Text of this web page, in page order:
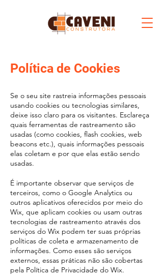
Política de Cookies
Se o seu site rastreia informações pessoais
usando cookies ou tecnologias similares,
deixe isso claro para os visitantes. Esclareça
quais ferramentas de rastreamento são
usadas (como cookies, flash cookies, web
beacons etc.), quais informações pessoais
elas coletam e por que elas estão sendo
usadas.
É importante observar que serviços de
terceiros, como o Google Analytics ou
outros aplicativos oferecidos por meio do
Wix, que aplicam cookies ou usam outras
tecnologias de rastreamento através dos
serviços do Wix podem ter suas próprias
políticas de coleta e armazenamento de
informações. Como esses são serviços
externos, essas práticas não são cobertas
pela Política de Privacidade do Wix.